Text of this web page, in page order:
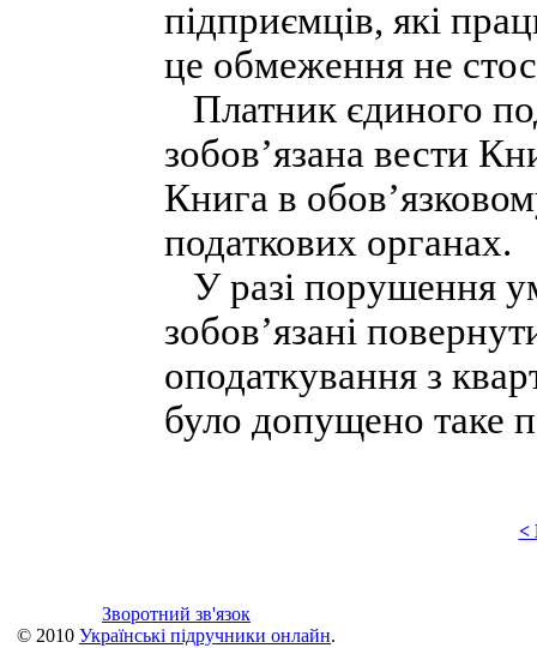
підприємців, які
це обмеження не
Платник єдиного
зобов’язана вести
Книга в
податкових органах.
У разі порушення
зобов’язані
оподаткування з
було допущено таке
<
Зворотний зв'язок
© 2010 Українські підручники онлайн.